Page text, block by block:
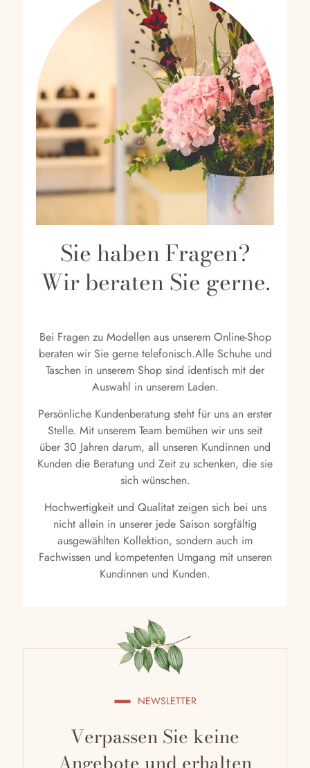
Sie haben Fragen?
Wir beraten Sie gerne.
Bei Fragen zu Modellen aus unserem Online-Shop
beraten wir Sie gerne telefonisch.Alle Schuhe und
Taschen in unserem Shop sind identisch mit der
Auswahl in unserem Laden.
Persönliche Kundenberatung steht für uns an erster
Stelle. Mit unserem Team bemühen wir uns seit
über 30 Jahren darum, all unseren Kundinnen und
Kunden die Beratung und Zeit zu schenken, die sie
sich wünschen.
Hochwertigkeit und Qualitat zeigen sich bei uns
nicht allein in unserer jede Saison sorgfältig
ausgewählten Kollektion, sondern auch im
Fachwissen und kompetenten Umgang mit unseren
Kundinnen und Kunden.
NEWSLETTER
Verpassen Sie keine